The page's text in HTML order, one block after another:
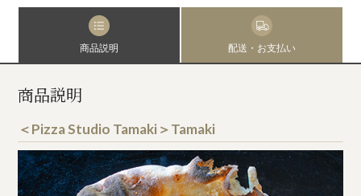
商品説明 配送・お支払い
商品説明
＜Pizza Studio Tamaki＞Tamaki